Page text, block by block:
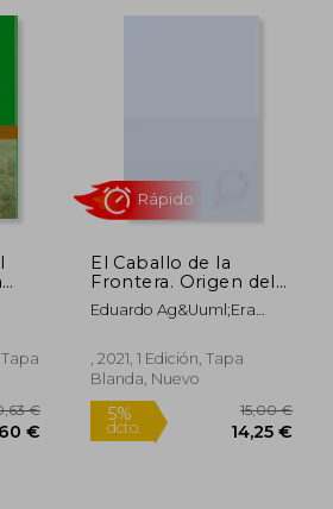
el
El Caballo de la
Frontera. Origen del
Caballo Andaluz
(1236-1492)
Eduardo Ag&Uuml;Era
, 2021, 1 Edición, Tapa
Blanda, Nuevo